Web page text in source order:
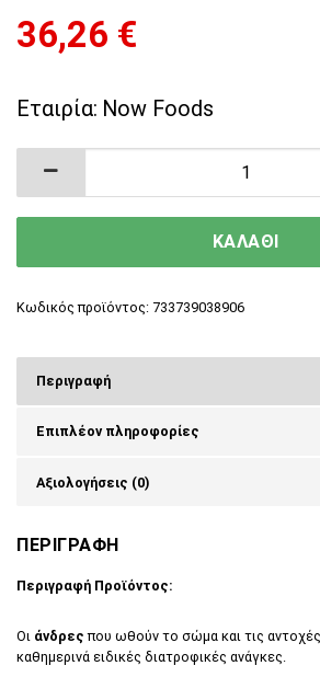
36,26 €
Εταιρία: Now Foods
Men's Active Sports Multi
ΚΑΛΑΘΙ
Κωδικός προϊόντος: 733739038906
Περιγραφή
Επιπλέον πληροφορίες
Αξιολογήσεις (0)
ΠΕΡΙΓΡΑΦΗ
Περιγραφή Προϊόντος:
Oι άνδρες που ωθούν το σώμα και τις
καθημερινά ειδικές διατροφικές ανάγκες.